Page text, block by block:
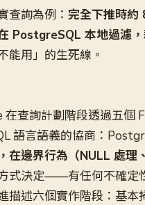
查詢為例： 完全下推時約
PostgreSQL 本地過濾
能用」的生死線。
在查詢計劃階段透過五個
語言語義的協商：
在邊界行為（NULL 處理
式決定——有任何不確定
描述六個實作階段：基